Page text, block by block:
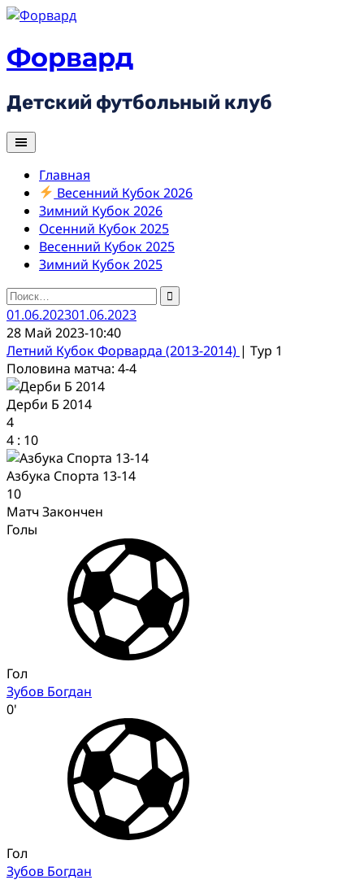
Skip
content
Форвард
Детский футбольный клуб
Главная
Весенний Кубок 2026
Зимний Кубок 2026
Осенний Кубок 2025
Весенний Кубок 2025
Зимний Кубок 2025
Найти:
01.06.202301.06.2023
28 Май 2023-10:40
Летний Кубок Форварда (2013-2014) | Тур 1
Половина матча: 4-4
Дерби Б 2014
4
4 : 10
Азбука Спорта 13-14
10
Матч Закончен
Голы
Гол
Зубов Богдан
0'
Гол
Зубов Богдан